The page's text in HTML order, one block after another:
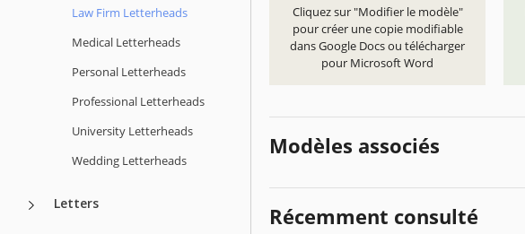
Law Firm Letterheads
Medical Letterheads
Personal Letterheads
Professional Letterheads
University Letterheads
Wedding Letterheads
Letters
Cliquez sur "Modifier le modèle"
pour créer une copie modifiable
dans Google Docs ou télécharger
pour Microsoft Word
Modèles associés
Récemment consulté